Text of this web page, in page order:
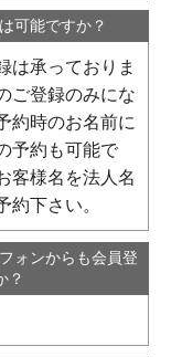
可能ですか？
は承っておりま
ご登録のみにな
約時のお名前に
予約も可能で
客様名を法人名
約下さい。
ォンからも会員登
？